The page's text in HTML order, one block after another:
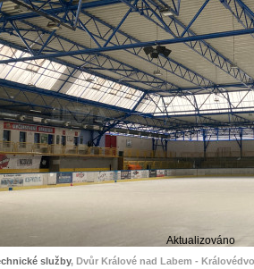
Aktualizováno
služby, Dvůr Králové nad Labem -